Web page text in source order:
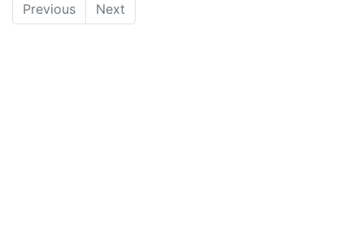
Previous Next